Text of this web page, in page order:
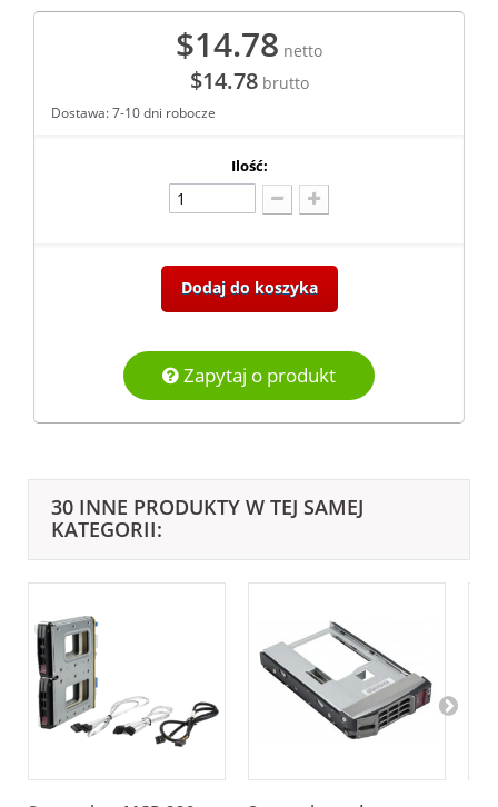
$14.78 netto
$14.78brutto
Dostawa: 7-10 dni robocze
Ilość:
Dodaj do koszyka
Zapytaj o produkt
30 INNE PRODUKTY W TEJ SAMEJ
KATEGORII: